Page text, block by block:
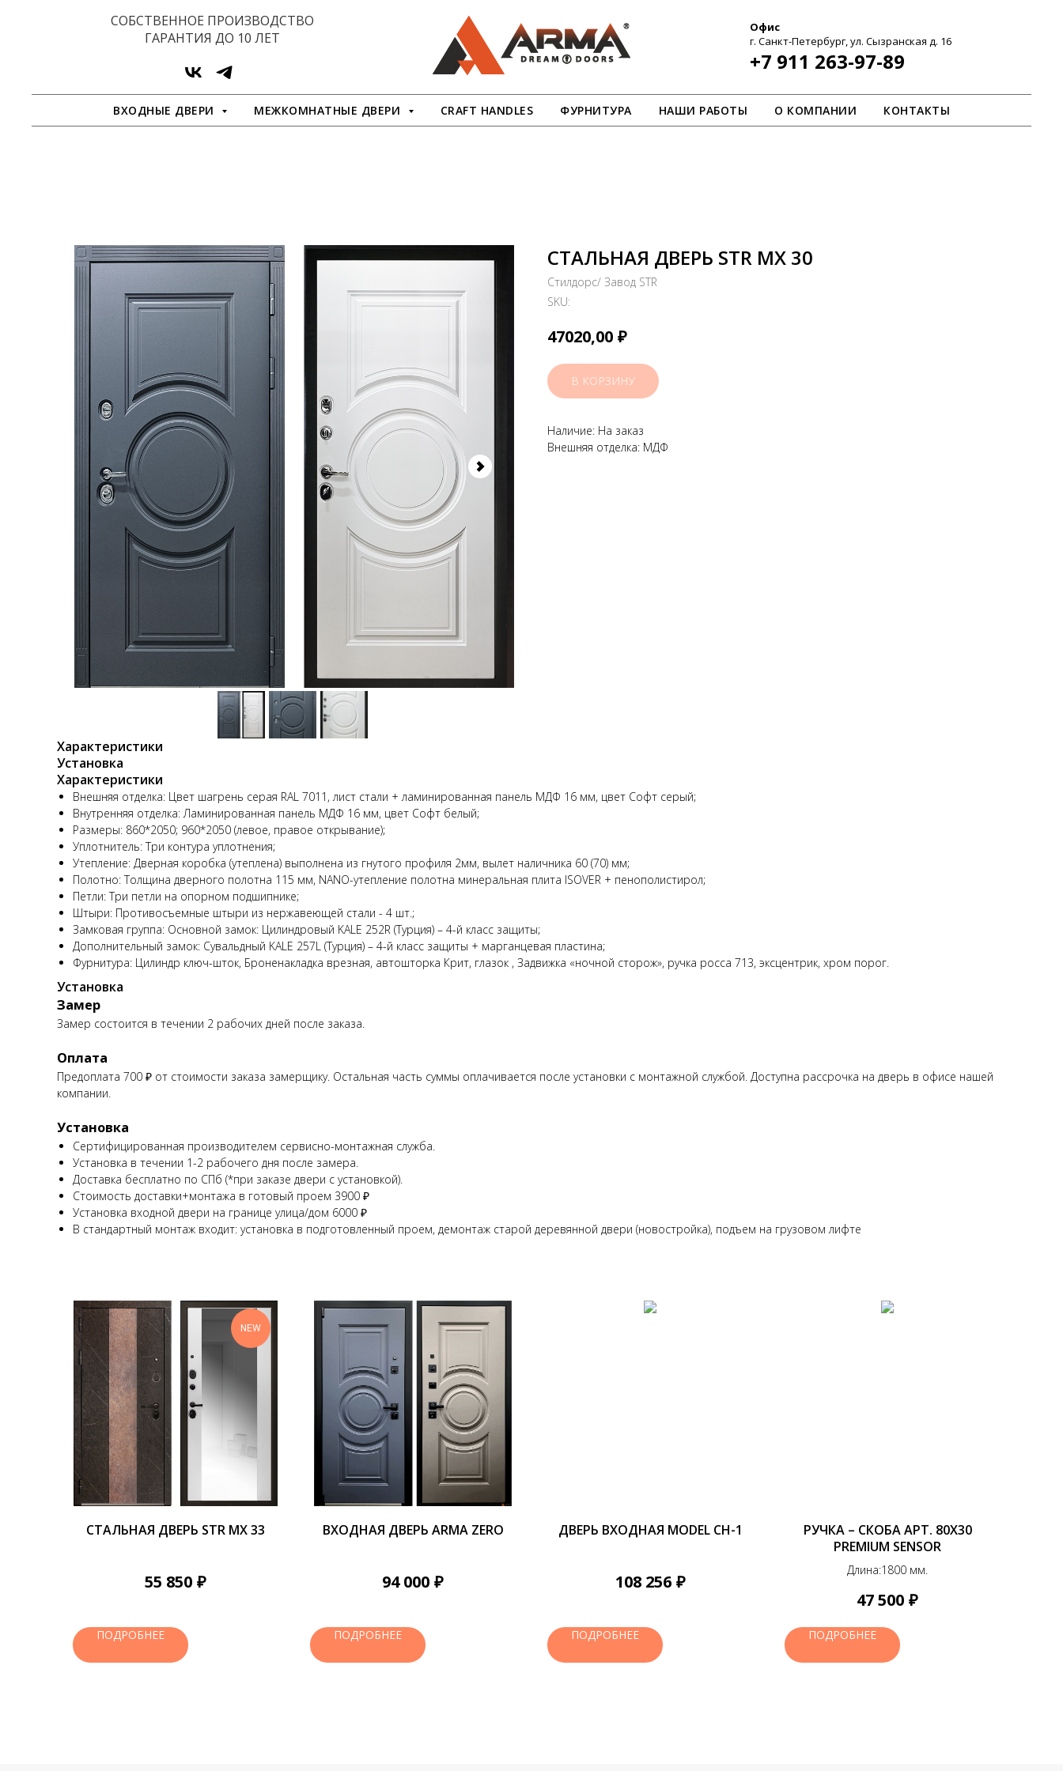
СОБСТВЕННОЕ ПРОИЗВОДСТВО
ГАРАНТИЯ ДО 10 ЛЕТ
Офис
г. Санкт-Петербург, ул. Сызранская д. 16
+7 911 263-97-89
ВХОДНЫЕ ДВЕРИ МЕЖКОМНАТНЫЕ ДВЕРИ CRAFT HANDLES ФУРНИТУРА НАШИ РАБОТЫ О КОМПАНИИ КОНТАКТЫ
СТАЛЬНАЯ ДВЕРЬ STR MX 30
Стилдорс/ Завод STR
SKU:
47020,00 ₽
В КОРЗИНУ
Наличие: На заказ
Внешняя отделка: МДФ
Характеристики
Установка
Характеристики
Внешняя отделка: Цвет шагрень серая RAL 7011, лист стали + ламинированная панель МДФ 16 мм, цвет Софт серый;
Внутренняя отделка: Ламинированная панель МДФ 16 мм, цвет Софт белый;
Размеры: 860*2050; 960*2050 (левое, правое открывание);
Уплотнитель: Три контура уплотнения;
Утепление: Дверная коробка (утеплена) выполнена из гнутого профиля 2мм, вылет наличника 60 (70) мм;
Полотно: Толщина дверного полотна 115 мм, NANO-утепление полотна минеральная плита ISOVER + пенополистирол;
Петли: Три петли на опорном подшипнике;
Штыри: Противосъемные штыри из нержавеющей стали - 4 шт.;
Замковая группа: Основной замок: Цилиндровый KALE 252R (Турция) – 4-й класс защиты;
Дополнительный замок: Сувальдный KALE 257L (Турция) – 4-й класс защиты + марганцевая пластина;
Фурнитура: Цилиндр ключ-шток, Броненакладка врезная, автошторка Крит, глазок , Задвижка «ночной сторож», ручка росса 713, эксцентрик, хром порог.
Установка
Замер
Замер состоится в течении 2 рабочих дней после заказа.
Оплата
Предоплата 700 ₽ от стоимости заказа замерщику. Остальная часть суммы оплачивается после установки с монтажной службой. Доступна рассрочка на дверь в офисе нашей
компании.
Установка
Сертифицированная производителем сервисно-монтажная служба.
Установка в течении 1-2 рабочего дня после замера.
Доставка бесплатно по СПб (*при заказе двери с установкой).
Стоимость доставки+монтажа в готовый проем 3900 ₽
Установка входной двери на границе улица/дом 6000 ₽
В стандартный монтаж входит: установка в подготовленный проем, демонтаж старой деревянной двери (новостройка), подъем на грузовом лифте
NEW
СТАЛЬНАЯ ДВЕРЬ STR MX 33
55 850 ₽
ПОДРОБНЕЕ
ВХОДНАЯ ДВЕРЬ ARMA ZERO
94 000 ₽
ПОДРОБНЕЕ
ДВЕРЬ ВХОДНАЯ MODEL CH-1
108 256 ₽
ПОДРОБНЕЕ
РУЧКА – СКОБА АРТ. 80Х30
PREMIUM SENSOR
Длина:1800 мм.
47 500 ₽
ПОДРОБНЕЕ